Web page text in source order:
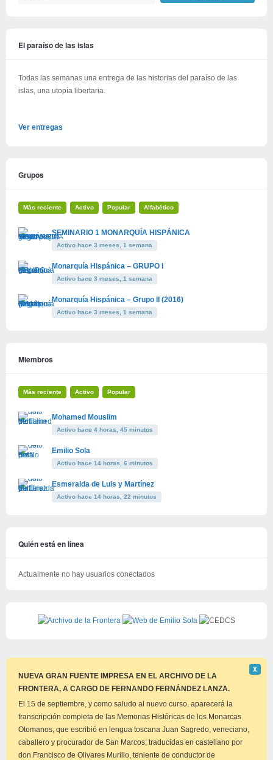
El paraíso de las islas
Todas las semanas una entrega de las historias del paraíso de las
islas, una utopía libertaria.
Ver entregas
Grupos
Más reciente Activo Popular Alfabético
SEMINARIO 1 MONARQUÍA HISPÁNICA
Activo hace 3 meses, 1 semana
Monarquía Hispánica – GRUPO I
Activo hace 3 meses, 1 semana
Monarquía Hispánica – Grupo II (2016)
Activo hace 3 meses, 1 semana
Miembros
Más reciente Activo Popular
Mohamed Mouslim
Activo hace 4 horas, 45 minutos
Emilio Sola
Activo hace 14 horas, 6 minutos
Esmeralda de Luis y Martínez
Activo hace 14 horas, 22 minutos
Quién está en línea
Actualmente no hay usuarios conectados
NUEVA GRAN FUENTE IMPRESA EN EL ARCHIVO DE LA
FRONTERA, A CARGO DE FERNANDO FERNÁNDEZ LANZA.
este
Χ
El 15 de septiembre, y como saludo al nuevo curso, aparecerá la
transcripción completa de las Memorias Históricas de los Monarcas
Otomanos, que escribió en lengua toscana Juan Sagredo, veneciano,
caballero y procurador de San Marcos; traducidas en castellano por
don Francisco de Olivares Murillo, teniente de conductor de